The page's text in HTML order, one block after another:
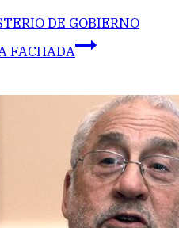
DE GOBIERNO
FACHADA